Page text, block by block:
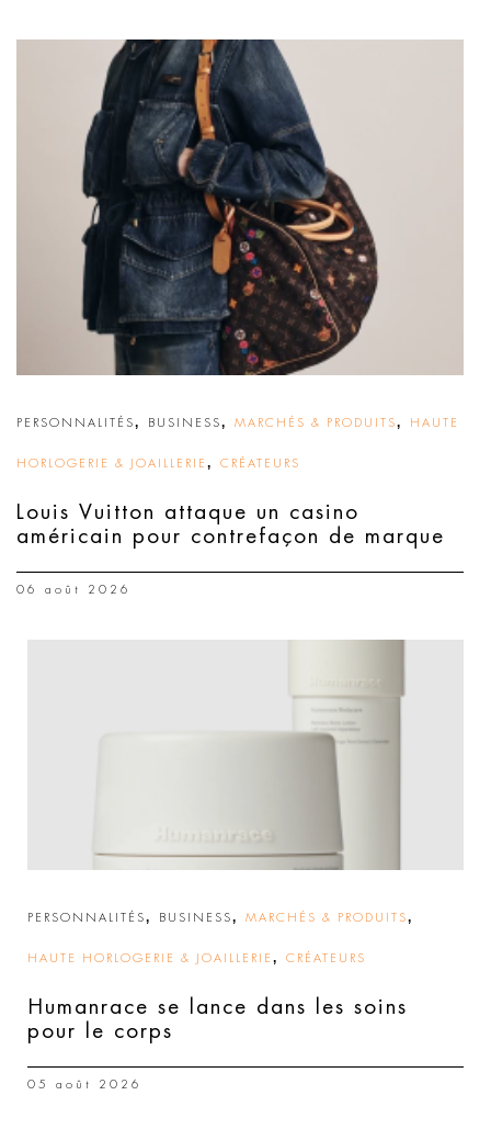
PERSONNALITÉS, BUSINESS, MARCHÉS & PRODUITS, HAUTE
HORLOGERIE & JOAILLERIE , CRÉATEURS
Louis Vuitton attaque un casino
américain pour contrefaçon de marque
06 août 2026
PERSONNALITÉS, BUSINESS, MARCHÉS & PRODUITS,
HAUTE HORLOGERIE & JOAILLERIE , CRÉATEURS
Humanrace se lance dans les soins
pour le corps
05 août 2026